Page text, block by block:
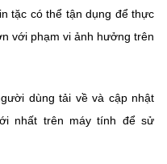
tặc có thể tận dụng để thực
với phạm vi ảnh hưởng trên
dùng tải về và cập nhật
nhất trên máy tính để sử